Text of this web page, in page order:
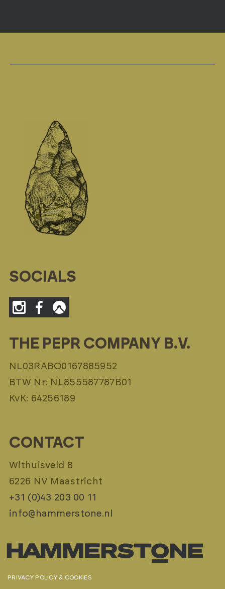
SOCIALS
THE PEPR COMPANY B.V.
NL03RABO0167885952
BTW Nr: NL855587787B01
KvK: 64256189
CONTACT
Withuisveld 8
6226 NV Maastricht
+31 (0)43 203 00 11
info@hammerstone.nl
PRIVACY POLICY & COOKIES